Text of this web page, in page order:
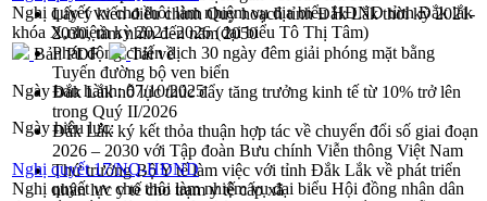
Lấy ý kiến điều chỉnh Quy hoạch tỉnh Đắk Lắk thời kỳ 2021-
2030, tầm nhìn đến năm 2050
Phát động chiến dịch 30 ngày đêm giải phóng mặt bằng
Tuyến đường bộ ven biển
Đắk Lắk nỗ lực thúc đẩy tăng trưởng kinh tế từ 10% trở lên
trong Quý II/2026
Đắk Lắk ký kết thỏa thuận hợp tác về chuyển đổi số giai đoạn
2026 – 2030 với Tập đoàn Bưu chính Viễn thông Việt Nam
Thứ trưởng Bộ Y tế làm việc với tỉnh Đắk Lắk về phát triển
nhân lực y tế cho trạm y tế cấp xã
Nghị quyết vv cho thôi làm nhiệm vụ địa biểu HĐND tỉnh Đắk lắk
khóa X,nhiệm kỳ 2021-2026 (đại biểu Tô Thị Tâm)
Bản PDF
Tải về
Ngày ban hành:07/10/2025
Ngày hiệu lực:
Nghị quyết 17/NQ-HĐND
Nghị quyết vv cho thôi làm nhiệm vụ đại biểu Hội đồng nhân dân